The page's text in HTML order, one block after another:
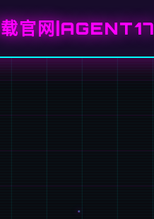
官网|AGENT17